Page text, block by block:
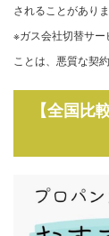
されることがあり
※ガス会社切替サ
ことは、悪質な契
【全国比